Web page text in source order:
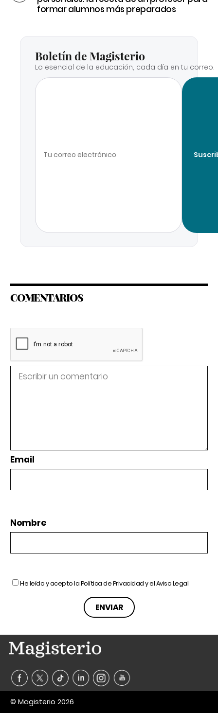
formar alumnos más preparados
Boletín de Magisterio
Lo esencial de la educación, cada día en tu correo.
COMENTARIOS
Email
Nombre
He leído y acepto laPolítica de Privacidady elAviso Legal
© Magisterio 2026